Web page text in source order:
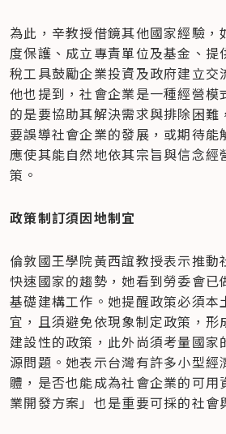
為此，辛教授借鏡其他國家經驗，
度保護、成立專責單位及基金、提
稅工具鼓勵企業投資及政府建立交
他也提到，社會企業是一種經營模
的是要協助其解決需求與排除困難
要誤導社會企業的發展，或期待能
應使其能自然地依其宗旨與信念經
策。
政策制訂須因地制宜
倫敦國王學院黃西誼教授表示推動
快速國家的趨勢，她看到勞委會已
基礎建構工作。她提醒政策必須本
宜，且須避免依現象制定政策，形
建設性的政策，此外尚須考量國家
源問題。她表示台灣有許多小型經
體，是否也能成為社會企業的可用
業開發方案」也是重要可採的社會